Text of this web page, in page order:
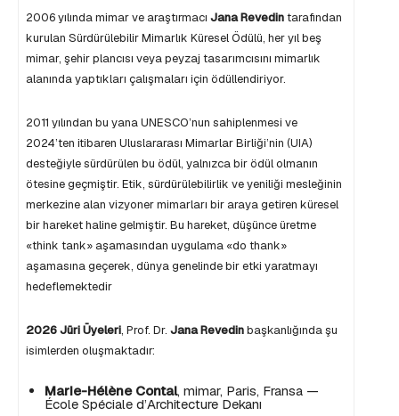
2006 yılında mimar ve araştırmacı Jana Revedintarafından
kurulan Sürdürülebilir Mimarlık Küresel Ödülü, her yıl beş
mimar, şehir plancısı veya peyzaj tasarımcısını mimarlık
alanında yaptıkları çalışmaları için ödüllendiriyor.
2011 yılından bu yana UNESCO’nun sahiplenmesi ve
2024’ten itibaren Uluslararası Mimarlar Birliği’nin (UIA)
desteğiyle sürdürülen bu ödül, yalnızca bir ödül olmanın
ötesine geçmiştir. Etik, sürdürülebilirlik ve yeniliği mesleğinin
merkezine alan vizyoner mimarları bir araya getiren küresel
bir hareket haline gelmiştir. Bu hareket, düşünce üretme
«think tank» aşamasından uygulama «do thank»
aşamasına geçerek, dünya genelinde bir etki yaratmayı
hedeflemektedir
2026 Jüri Üyeleri, Prof. Dr. Jana Revedinbaşkanlığında şu
isimlerden oluşmaktadır:
Marie-Hélène Contal, mimar, Paris, Fransa —
École Spéciale d’Architecture Dekanı